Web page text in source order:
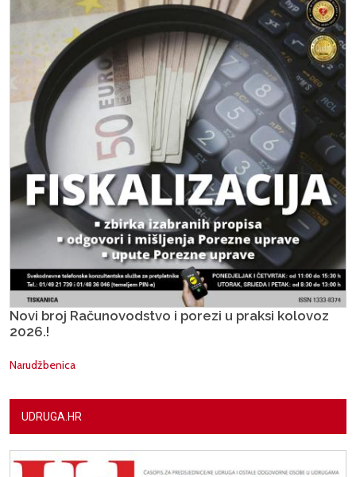
Novi broj Računovodstvo i porezi u praksi kolovoz
2026.!
Narudžbenica
UDRUGA.HR